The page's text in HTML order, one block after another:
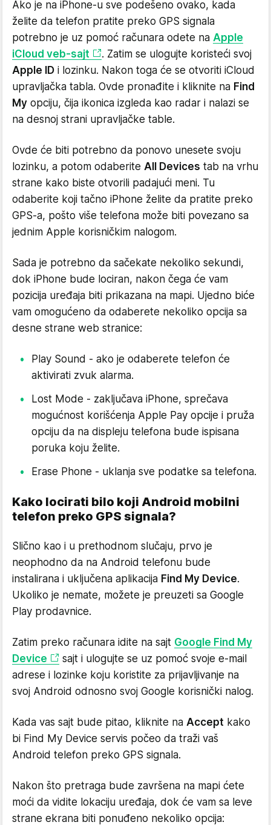
Ako je na iPhone-u sve podešeno ovako, kada
želite da telefon pratite preko GPS signala
potrebno je uz pomoć računara odete na Apple
iCloud veb-sajt
. Zatim se ulogujte koristeći svoj
Apple ID i lozinku. Nakon toga će se otvoriti iCloud
upravljačka tabla. Ovde pronađite i kliknite na Find
My opciju, čija ikonica izgleda kao radar i nalazi se
na desnoj strani upravljačke table.
Ovde će biti potrebno da ponovo unesete svoju
lozinku, a potom odaberite All Devices tab na vrhu
strane kako biste otvorili padajući meni. Tu
odaberite koji tačno iPhone želite da pratite preko
GPS-a, pošto više telefona može biti povezano sa
jednim Apple korisničkim nalogom.
Sada je potrebno da sačekate nekoliko sekundi,
dok iPhone bude lociran, nakon čega će vam
pozicija uređaja biti prikazana na mapi. Ujedno biće
vam omogućeno da odaberete nekoliko opcija sa
desne strane web stranice:
Play Sound - ako je odaberete telefon će
aktivirati zvuk alarma.
Lost Mode - zaključava iPhone, sprečava
mogućnost korišćenja Apple Pay opcije i pruža
opciju da na displeju telefona bude ispisana
poruka koju želite.
Erase Phone - uklanja sve podatke sa telefona.
Kako locirati bilo koji Android mobilni
telefon preko GPS signala?
Slično kao i u prethodnom slučaju, prvo je
neophodno da na Android telefonu bude
instalirana i uključena aplikacija Find My Device.
Ukoliko je nemate, možete je preuzeti sa Google
Play prodavnice.
Zatim preko računara idite na sajt Google Find My
Device
sajt i ulogujte se uz pomoć svoje e-mail
adrese i lozinke koju koristite za prijavljivanje na
svoj Android odnosno svoj Google korisnički nalog.
Kada vas sajt bude pitao, kliknite na Accept kako
bi Find My Device servis počeo da traži vaš
Android telefon preko GPS signala.
Nakon što pretraga bude završena na mapi ćete
moći da vidite lokaciju uređaja, dok će vam sa leve
strane ekrana biti ponuđeno nekoliko opcija: